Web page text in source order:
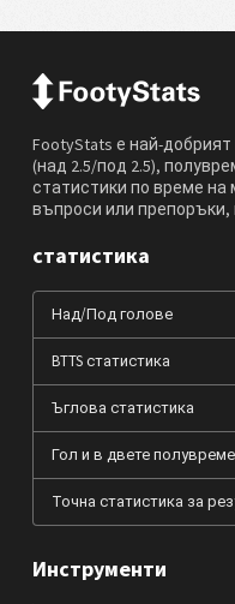
FootyStats е най-
(над 2.5/под 2.5),
статистики по време на
въпроси или
статистика
Над/Под голове
BTTS статистика
Ъглова статистика
Гол и в двете
Точна статистика за
Инструменти